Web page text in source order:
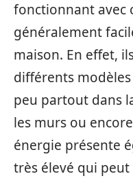
fonctionnant avec
généralement
maison. En effet,
différents
peu partout dans
les murs ou
énergie présente
très élevé qui peut